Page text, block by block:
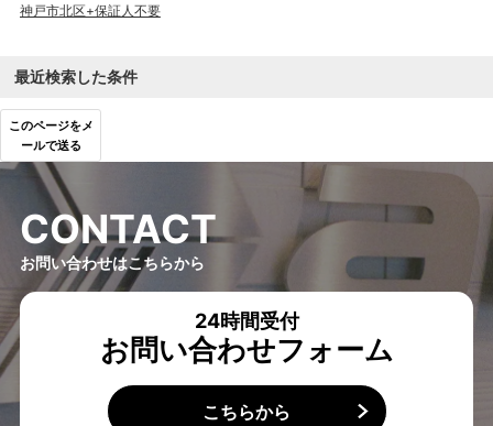
神戸市北区+保証人不要
最近検索した条件
このページをメ
ールで送る
CONTACT
お問い合わせはこちらから
24時間受付
お問い合わせフォーム
こちらから